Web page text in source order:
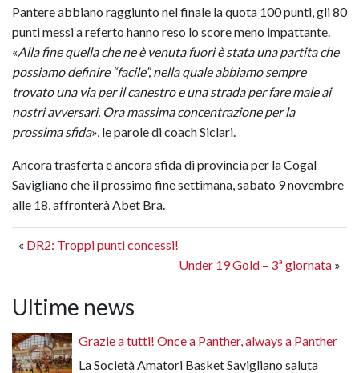
Pantere abbiano raggiunto nel finale la quota 100 punti, gli 80
punti messi a referto hanno reso lo score meno impattante.
«Alla fine quella che ne è venuta fuori è stata una partita che
possiamo definire “facile”, nella quale abbiamo sempre
trovato una via per il canestro e una strada per fare male ai
nostri avversari. Ora massima concentrazione per la
prossima sfida», le parole di coach Siclari.
Ancora trasferta e ancora sfida di provincia per la Cogal
Savigliano che il prossimo fine settimana, sabato 9 novembre
alle 18, affronterà Abet Bra.
« DR2: Troppi punti concessi!
Under 19 Gold – 3ª giornata »
Ultime news
Grazie a tutti! Once a Panther, always a Panther
La Società Amatori Basket Savigliano saluta